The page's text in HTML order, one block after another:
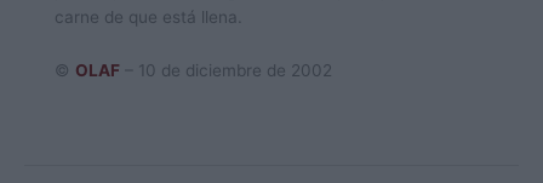
carne de que está llena.
© OLAF – 10 de diciembre de 2002